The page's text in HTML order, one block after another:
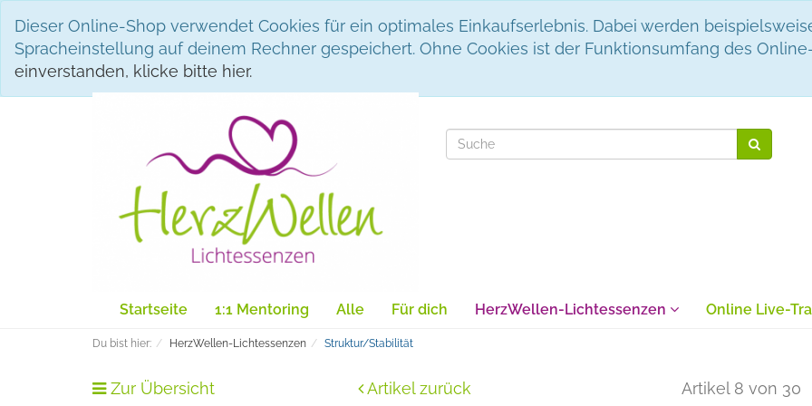
Dieser Online-Shop verwendet Cookies für ein optimales Einkaufserlebnis. Dabei werden
Spracheinstellung auf deinem Rechner gespeichert. Ohne Cookies ist der Funktionsumfang des
einverstanden, klicke bitte hier.
Startseite 1:1 Mentoring Alle Für dich HerzWellen-Lichtessenzen Online Live-
Du bist hier: HerzWellen-Lichtessenzen Struktur/Stabilität
Zur Übersicht Artikel zurück Artikel 8 von 30